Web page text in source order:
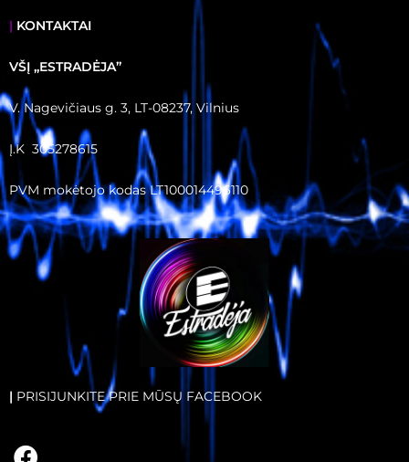
| KONTAKTAI
VŠĮ ,,ESTRADĖJA”
V. Nagevičiaus g. 3, LT-08237, Vilnius
Į.K 305278615
PVM mokėtojo kodas LT100014496110
| PRISIJUNKITE PRIE MŪSŲ FACEBOOK